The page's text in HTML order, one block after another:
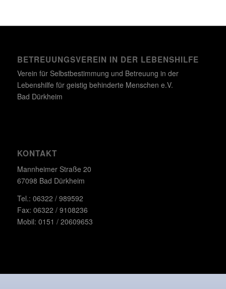
BETREUUNGSVEREIN IN DER LEBENSHILFE
Verein für Selbstbestimmung und Betreuung in der
Lebenshilfe für geistig behinderte Menschen e.V.
Bad Dürkheim
KONTAKT
Mannheimer Straße 20
67098 Bad Dürkheim
Tel.: 06322 / 989592
Fax: 06322 / 9108236
Mobil: 0151 / 20609653